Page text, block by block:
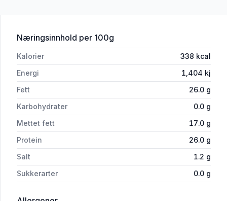
Næringsinnhold for 'Gulost ca. 1 kg'
per 100g
Kalorier 338 kcal
Energi
1,404 kj
Fett
26.0 g
Karbohydrater
0.0 g
Mettet fett
17.0 g
Protein
26.0 g
Salt
1.2 g
Sukkerarter
0.0 g